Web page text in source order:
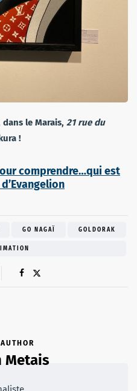
le Marais, 21 rue du
!
comprendre…qui est
GO NAGAÏ GOLDORAK
Metais